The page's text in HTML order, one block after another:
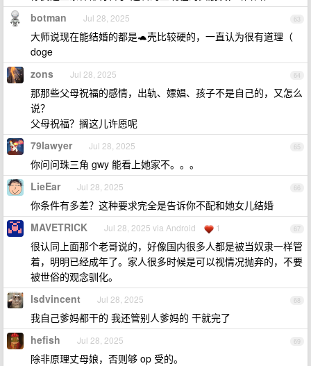
63
botman Jul 28, 2025
大师说现在能结婚的都是🐢壳比较硬的，一直认为很有道理（
doge
64
zons Jul 28, 2025
那那些父母祝福的感情，出轨、嫖娼、孩子不是自己的，又怎么
说？
父母祝福？搁这儿许愿呢
65
79lawyer Jul 28, 2025
你问问珠三角 gwy 能看上她家不。。。
66
LieEar Jul 28, 2025
你条件有多差？这种要求完全是告诉你不配和她女儿结婚
67
MAVETRICK Jul 28, 2025 via Android 1
很认同上面那个老哥说的，好像国内很多人都是被当奴隶一样管
着，明明已经成年了。家人很多时候是可以视情况抛弃的，不要
被世俗的观念驯化。
68
lsdvincent Jul 28, 2025
我自己爹妈都干的 我还管别人爹妈的 干就完了
69
hefish Jul 28, 2025
除非原理丈母娘，否则够 op 受的。